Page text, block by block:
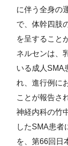
に伴う全身の
で、体幹四肢
を呈すること
ネルセンは、
いる成人SMA
れ、進行例に
ことが報告さ
神経内科の竹
したSMA患者
を、第66回日